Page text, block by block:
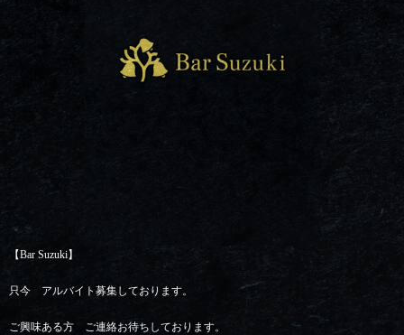
【Bar Suzuki】
只今 アルバイト募集しております。
ご興味ある方 ご連絡お待ちしております。